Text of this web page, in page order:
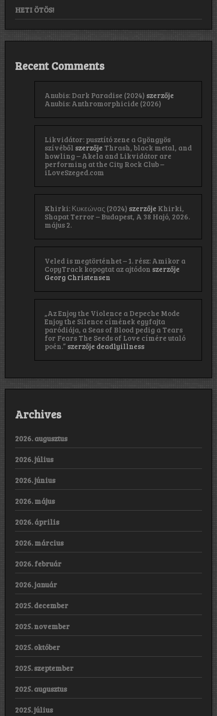
HETI ÖTÖS!
Recent Comments
Anubis: Dark Paradise (2024) szerzője
Anubis: Anthromorphicide (2026)
Likvidátor: pusztító zene a Gyöngyös
szívéből szerzője Thrash, black metal, and
howling – Akela and Likvidátor are
performing at the City Rock Club –
iLoveSzeged.com
Khirki: Κ​υ​κ​ε​ώ​ν​α​ς (2024) szerzője Khirki,
Shapat Terror – Budapest, A 38 Hajó, 2026.
május 2.
Veled is megtörténhet – 1. rész: Amikor a
CopyTrack kopogtat az ajtódon szerzője
Georg Christensen
„Az Enjoy the Violence a Depeche Mode
Enjoy the Silence címének egyfajta
paródiája, a Seas of Blood pedig a Tears
for Fears The Seeds of Love címére utaló
poén.” szerzője deadlyillness
Archives
2026. augusztus
2026. július
2026. június
2026. május
2026. április
2026. március
2026. február
2026. január
2025. december
2025. november
2025. október
2025. szeptember
2025. augusztus
2025. július